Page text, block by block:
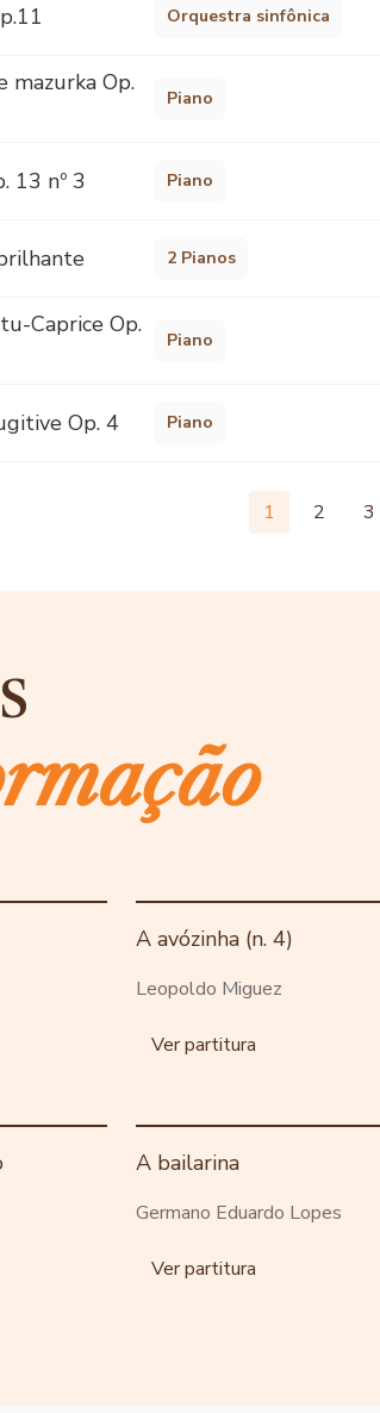
Orquestra sinfônica
mazurka Op.
Piano
13 nº 3 Piano
2 Pianos
Caprice Op.
Piano
Op. 4 Piano
1 2 3
A avózinha (n. 4)
Leopoldo Miguez
Ver partitura
A bailarina
Germano Eduardo Lopes
Ver partitura